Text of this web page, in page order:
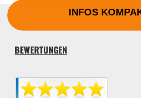
INFOS
BEWERTUNGEN